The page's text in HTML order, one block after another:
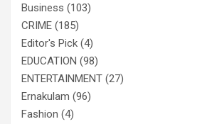
Business (103)
CRIME (185)
Editor's Pick (4)
EDUCATION (98)
ENTERTAINMENT (27)
Ernakulam (96)
Fashion (4)